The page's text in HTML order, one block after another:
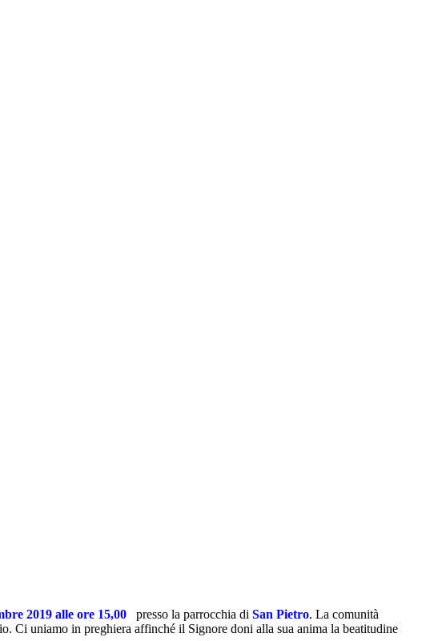
bre 2019 alle ore 15,00 presso la parrocchia di San Pietro. La comunità
Ci uniamo in preghiera affinché il Signore doni alla sua anima la beatitudine